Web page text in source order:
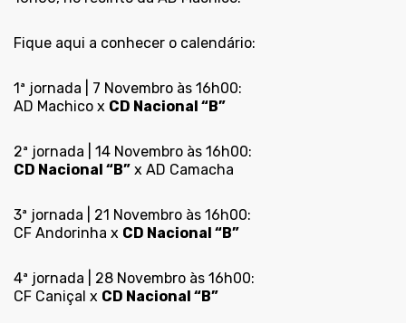
Fique aqui a conhecer o calendário:
1ª jornada | 7 Novembro às 16h00:
AD Machico x CD Nacional “B”
2ª jornada | 14 Novembro às 16h00:
CD Nacional “B” x AD Camacha
3ª jornada | 21 Novembro às 16h00:
CF Andorinha x CD Nacional “B”
4ª jornada | 28 Novembro às 16h00:
CF Caniçal x CD Nacional “B”